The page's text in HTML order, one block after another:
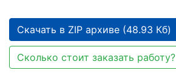
Скачать в ZIP архиве (48.93 Кб)
Сколько стоит заказать работу?